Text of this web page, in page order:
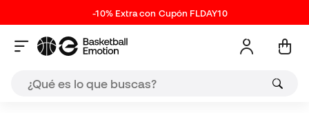
-10% Extra con Cupón FLDAY10